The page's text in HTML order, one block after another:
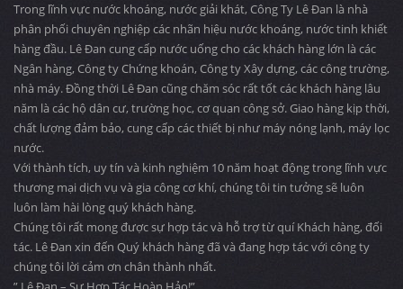
Trong lĩnh vực nước khoáng, nước giải khát, Công Ty Lê Đan là nhà
phân phối chuyên nghiệp các nhãn hiệu nước khoáng, nước tinh khiết
hàng đầu. Lê Đan cung cấp nước uống cho các khách hàng lớn là các
Ngân hàng, Công ty Chứng khoán, Công ty Xây dựng, các công trường,
nhà máy. Đồng thời Lê Đan cũng chăm sóc rất tốt các khách hàng lâu
năm là các hộ dân cư, trường học, cơ quan công sở. Giao hàng kịp thời,
chất lượng đảm bảo, cung cấp các thiết bị như máy nóng lạnh, máy lọc
nước.
Với thành tích, uy tín và kinh nghiệm 10 năm hoạt động trong lĩnh vực
thương mại dịch vụ và gia công cơ khí, chúng tôi tin tưởng sẽ luôn
luôn làm hài lòng quý khách hàng.
Chúng tôi rất mong được sự hợp tác và hỗ trợ từ quí Khách hàng, đối
tác. Lê Đan xin đến Quý khách hàng đã và đang hợp tác với công ty
chúng tôi lời cảm ơn chân thành nhất.